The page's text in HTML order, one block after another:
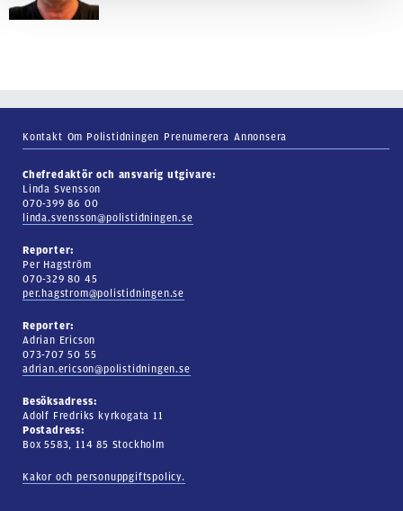
Kontakt Om Polistidningen Prenumerera Annonsera
Chefredaktör och ansvarig utgivare:
Linda Svensson
070-399 86 00
linda.svensson@polistidningen.se
Reporter:
Per Hagström
070-329 80 45
per.hagstrom@polistidningen.se
Reporter:
Adrian Ericson
073-707 50 55
adrian.ericson@polistidningen.se
Besöksadress:
Adolf Fredriks kyrkogata 11
Postadress:
Box 5583, 114 85 Stockholm
Kakor och personuppgiftspolicy.